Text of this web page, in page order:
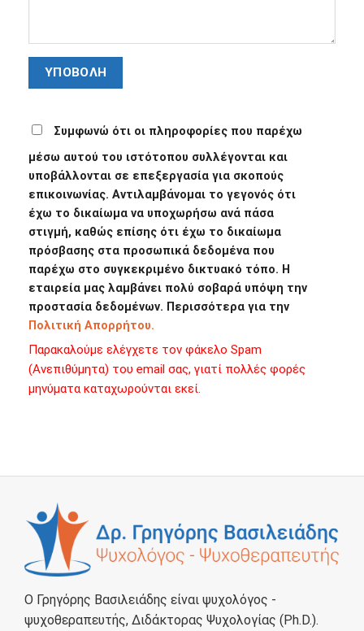
Συμφωνώ ότι οι πληροφορίες που παρέχω
μέσω αυτού του ιστότοπου συλλέγονται και
υποβάλλονται σε επεξεργασία για σκοπούς
επικοινωνίας. Αντιλαμβάνομαι το γεγονός ότι
έχω το δικαίωμα να υποχωρήσω ανά πάσα
στιγμή, καθώς επίσης ότι έχω το δικαίωμα
πρόσβασης στα προσωπικά δεδομένα που
παρέχω στο συγκεκριμένο δικτυακό τόπο. Η
εταιρεία μας λαμβάνει πολύ σοβαρά υπόψη την
προστασία δεδομένων. Περισσότερα για την
Πολιτική Απορρήτου.
Παρακαλούμε ελέγχετε τον φάκελο Spam
(Ανεπιθύμητα) του email σας, γιατί πολλές φορές
μηνύματα καταχωρούνται εκεί.
Ο Γρηγόρης Βασιλειάδης είναι ψυχολόγος -
ψυχοθεραπευτής, Διδάκτορας Ψυχολογίας (Ph.D.).